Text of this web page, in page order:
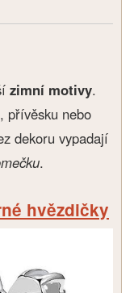
zimní motivy.
přívěsku nebo
dekoru vypadají
.
hvězdičky